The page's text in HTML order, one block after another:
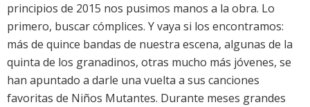
principios de 2015 nos pusimos manos a la obra. Lo
primero, buscar cómplices. Y vaya si los encontramos:
más de quince bandas de nuestra escena, algunas de la
quinta de los granadinos, otras mucho más jóvenes, se
han apuntado a darle una vuelta a sus canciones
favoritas de Niños Mutantes. Durante meses grandes